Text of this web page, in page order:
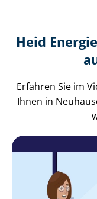
Heid
Erfahren Sie im
Ihnen in